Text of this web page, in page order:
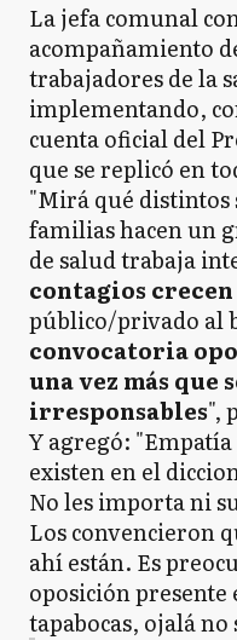
La jefa comunal
acompañamiento
trabajadores de la
implementando,
cuenta oficial del
que se replicó en
"Mirá qué distintos
familias hacen un
de salud trabaja
contagios crecen
público/privado al
convocatoria
una vez más que
irresponsables",
Y agregó:
existen en el
No les importa ni
Los convencieron
ahí están. Es
oposición presente
tapabocas, ojalá no